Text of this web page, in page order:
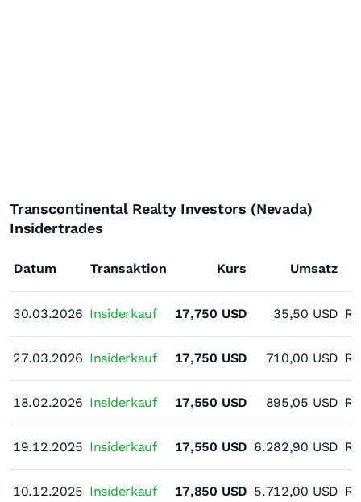
Transcontinental Realty Investors (Nevada)
Insidertrades
Datum
30.03.2026
27.03.2026
18.02.2026
19.12.2025
10.12.2025
Transaktion Kurs Umsatz
30.03.2026 Insiderkauf 17,750 USD 35,50 USD
27.03.2026 Insiderkauf 17,750 USD 710,00 USD
18.02.2026 Insiderkauf 17,550 USD 895,05 USD
19.12.2025 Insiderkauf 17,550 USD 6.282,90 USD
10.12.2025 Insiderkauf 17,850 USD 5.712,00 USD